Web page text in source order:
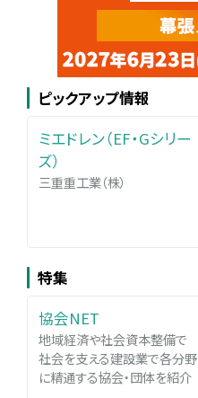
ピックアップ情報
ミエドレン（EF・Gシリー
ズ）
三重重工業（株）
特集
協会NET
地域経済や社会資本整備で
社会を支える建設業で各分野
に精通する協会・団体を紹介